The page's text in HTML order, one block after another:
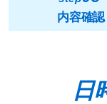
内容確認
日